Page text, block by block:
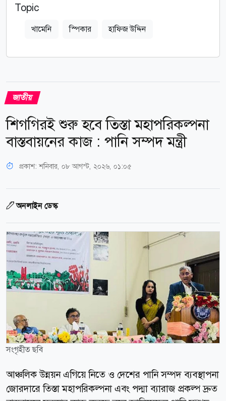
Topic
খামেনি স্পিকার হাফিজ উদ্দিন
জাতীয়
শিগগিরই শুরু হবে তিস্তা মহাপরিকল্পনা
বাস্তবায়নের কাজ : পানি সম্পদ মন্ত্রী
প্রকাশ:শনিবার, ০৮ আগস্ট, ২০২৬, ০১:০৫
অনলাইন ডেস্ক
সংগৃহীত ছবি
আঞ্চলিক উন্নয়ন এগিয়ে নিতে ও দেশের পানি সম্পদ ব্যবস্থাপনা
জোরদারে তিস্তা মহাপরিকল্পনা এবং পদ্মা ব্যারাজ প্রকল্প দ্রুত